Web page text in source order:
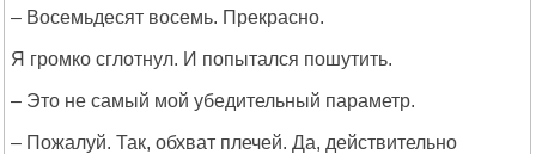
– Восемьдесят восемь. Прекрасно.
Я громко сглотнул. И попытался пошутить.
– Это не самый мой убедительный параметр.
– Пожалуй. Так, обхват плечей. Да, действительно